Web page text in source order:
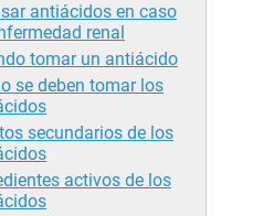
antiácidos en caso
renal
tomar un antiácido
se deben tomar los
secundarios de los
activos de los